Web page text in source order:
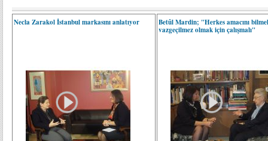
Necla Zarakol İstanbul markasını anlatıyor
Betûl Mardin; "Herkes amacını
vazgeçilmez olmak için çalışmalı"